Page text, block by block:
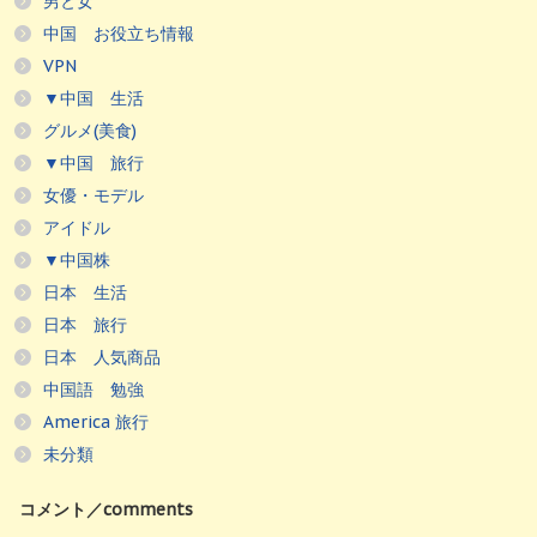
中国 お役立ち情報
VPN
▼中国 生活
グルメ(美食)
▼中国 旅行
女優・モデル
アイドル
▼中国株
日本 生活
日本 旅行
日本 人気商品
中国語 勉強
America 旅行
未分類
コメント／comments